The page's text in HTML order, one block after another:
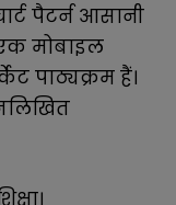
पैटर्न आसानी
मोबाइल
पाठ्यक्रम हैं।